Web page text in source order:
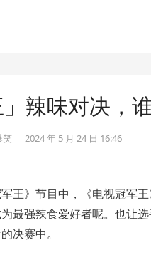
」辣味对决，
笑 2024 年 5 月 24 日 16:46
王》节目中，《电视冠军
最强辣食爱好者呢。也让
决赛中。